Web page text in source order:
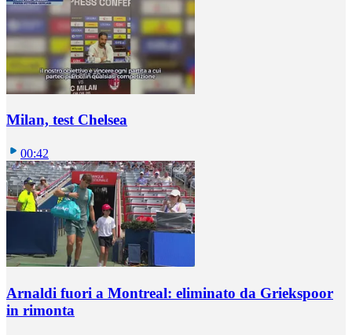
Milan, test Chelsea
00:42
Arnaldi fuori a Montreal: eliminato da Griekspoor
in rimonta